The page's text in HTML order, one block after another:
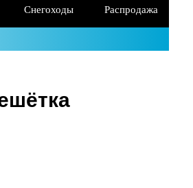
Снегоходы Распродажа